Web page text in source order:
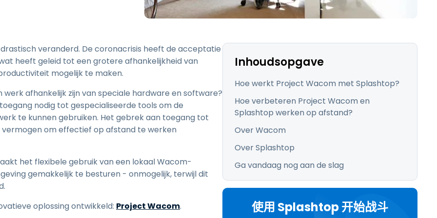
Wacom
为Labo's提供服务
Endpoint-beveiliging
Ontdek alle behoeften 探索所有领域
日本語
Bahasa
Inhoudsopgave
Hoe werkt Project Wacom met Splashtop?
Hoe verbeteren Project Wacom en
Splashtop werken op afstand?
Over Wacom
Over Splashtop
Ga vandaag nog aan de slag
使用 Splashtop 开始战斗
veranderd. De coronacrisis heeft de acceptatie
heeft geleid tot een grotere afhankelijkheid van
mogelijk te maken.
afhankelijk zijn van speciale hardware en software?
nodig tot gespecialiseerde tools om de
te kunnen gebruiken. Het gebrek aan toegang tot
om effectief op afstand te werken
het flexibele gebruik van een lokaal Wacom-
gemakkelijk te besturen - onmogelijk, terwijl dit
oplossing ontwikkeld: Project Wacom.